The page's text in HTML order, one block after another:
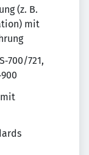
(z. B.
mit
721,
mit